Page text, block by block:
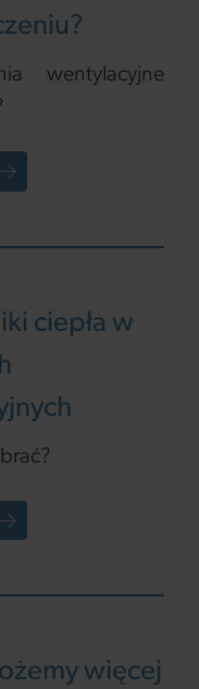
wentylacyjne
ciepła w
więcej